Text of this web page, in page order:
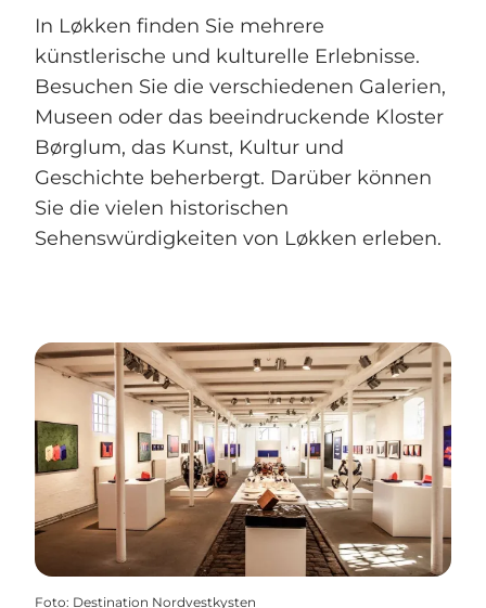
In Løkken finden Sie mehrere
künstlerische und kulturelle Erlebnisse.
Besuchen Sie die verschiedenen Galerien,
Museen oder das beeindruckende Kloster
Børglum, das Kunst, Kultur und
Geschichte beherbergt. Darüber können
Sie die vielen historischen
Sehenswürdigkeiten von Løkken erleben.
Foto: Destination Nordvestkysten